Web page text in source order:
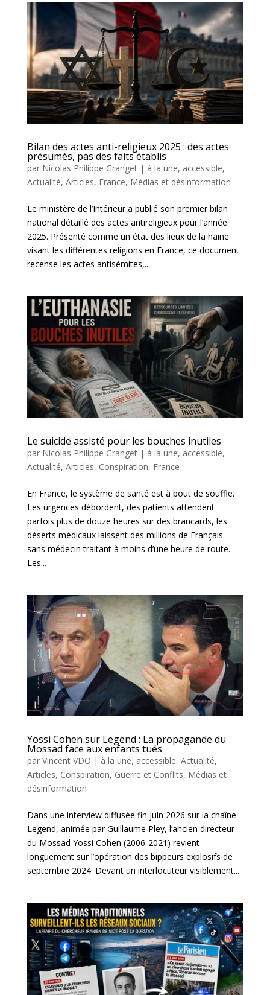
Bilan des actes anti-religieux 2025 : des actes
présumés, pas des faits établis
par Nicolas Philippe Granget| à la une, accessible,
Actualité, Articles, France, Médias et désinformation
Le ministère de l’Intérieur a publié son premier bilan
national détaillé des actes antireligieux pour l’année
2025. Présenté comme un état des lieux de la haine
visant les différentes religions en France, ce document
recense les actes antisémites,...
Le suicide assisté pour les bouches inutiles
par Nicolas Philippe Granget| à la une, accessible,
Actualité, Articles, Conspiration, France
En France, le système de santé est à bout de souffle.
Les urgences débordent, des patients attendent
parfois plus de douze heures sur des brancards, les
déserts médicaux laissent des millions de Français
sans médecin traitant à moins d’une heure de route.
Les...
Yossi Cohen sur Legend : La propagande du
Mossad face aux enfants tués
par Vincent VDO | à la une, accessible, Actualité,
Articles, Conspiration, Guerre et Conflits, Médias et
désinformation
Dans une interview diffusée fin juin 2026 sur la chaîne
Legend, animée par Guillaume Pley, l’ancien directeur
du Mossad Yossi Cohen (2006-2021) revient
longuement sur l’opération des bippeurs explosifs de
septembre 2024. Devant un interlocuteur visiblement...